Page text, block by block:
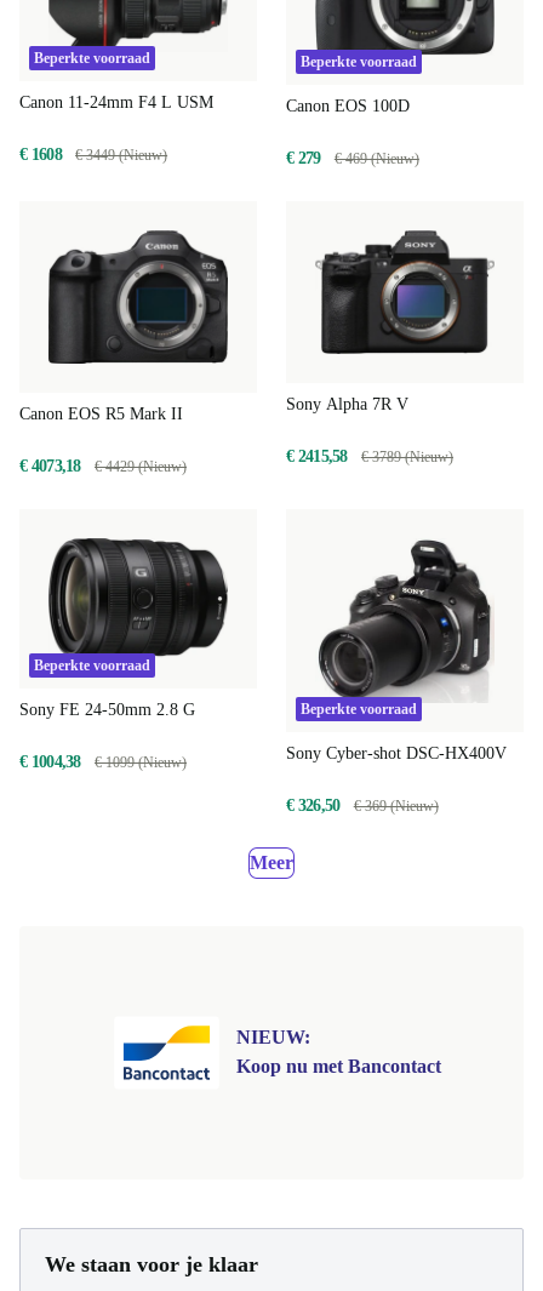
Beperkte voorraad
Canon 11-24mm F4 L USM
€ 1608 € 3449 (Nieuw)
Beperkte voorraad
Canon EOS 100D
€ 279 € 469 (Nieuw)
Canon EOS R5 Mark II
€ 4073,18 € 4429 (Nieuw)
Sony Alpha 7R V
€ 2415,58 € 3789 (Nieuw)
Beperkte voorraad
Sony FE 24-50mm 2.8 G
€ 1004,38 € 1099 (Nieuw)
Beperkte voorraad
Sony Cyber-shot DSC-HX400V
€ 326,50 € 369 (Nieuw)
Meer
NIEUW:
Koop nu met Bancontact
We staan voor je klaar